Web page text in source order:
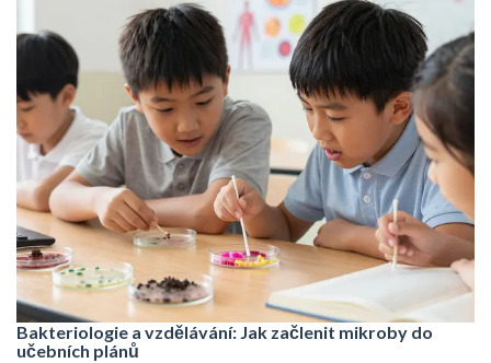
Bakteriologie a vzdělávání: Jak začlenit mikroby do
učebních plánů